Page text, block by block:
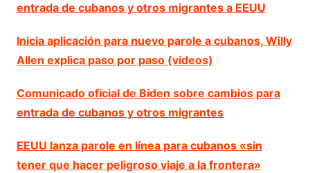
entrada de cubanos y otros migrantes a EEUU
Inicia aplicación para nuevo parole a cubanos, Willy
Allen explica paso por paso (videos)
Comunicado oficial de Biden sobre cambios para
entrada de cubanos y otros migrantes
EEUU lanza parole en línea para cubanos «sin
tener que hacer peligroso viaje a la frontera»